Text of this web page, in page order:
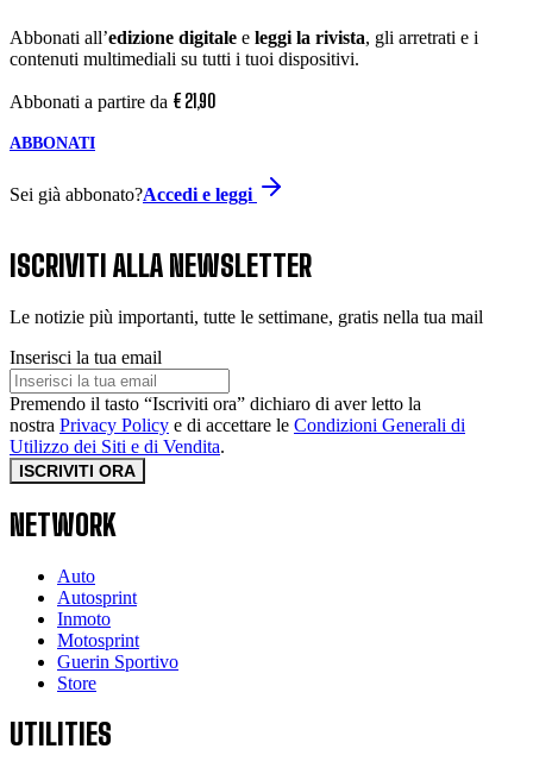
Abbonati all’edizione digitale e leggi la rivista, gli arretrati e i
contenuti multimediali su tutti i tuoi dispositivi.
Abbonati a partire da € 21,90
ABBONATI
Sei già abbonato?Accedi e leggi
ISCRIVITI ALLA NEWSLETTER
Le notizie più importanti, tutte le settimane, gratis nella tua mail
Inserisci la tua email
Premendo il tasto “Iscriviti ora” dichiaro di aver letto la
nostra Privacy Policy e di accettare le Condizioni Generali di
Utilizzo dei Siti e di Vendita.
ISCRIVITI ORA
NETWORK
Auto
Autosprint
Inmoto
Motosprint
Guerin Sportivo
Store
UTILITIES